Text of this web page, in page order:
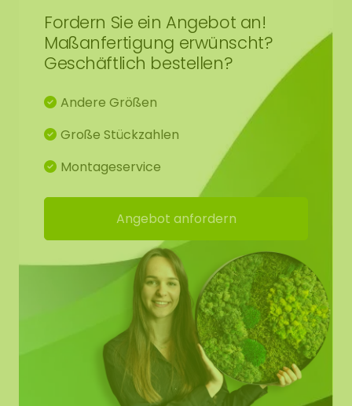
Fordern Sie ein Angebot an!
Maßanfertigung erwünscht?
Geschäftlich bestellen?
Andere Größen
Große Stückzahlen
Montageservice
Angebot anfordern